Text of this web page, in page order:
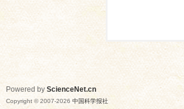
Powered by ScienceNet.cn
Copyright © 2007-2026 中国科学报社